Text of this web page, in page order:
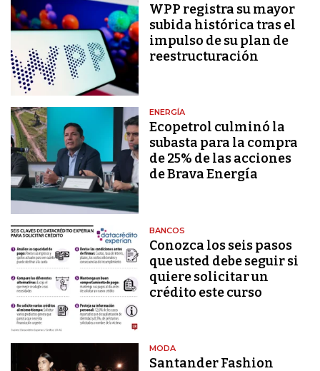
WPP registra su mayor
subida histórica tras el
impulso de su plan de
reestructuración
ENERGÍA
Ecopetrol culminó la
subasta para la compra
de 25% de las acciones
de Brava Energía
BANCOS
Conozca los seis pasos
que usted debe seguir si
quiere solicitar un
crédito este curso
MODA
Santander Fashion